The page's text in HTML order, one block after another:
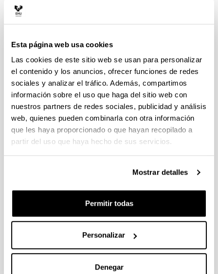
Esta página web usa cookies
Las cookies de este sitio web se usan para personalizar
el contenido y los anuncios, ofrecer funciones de redes
sociales y analizar el tráfico. Además, compartimos
información sobre el uso que haga del sitio web con
nuestros partners de redes sociales, publicidad y análisis
web, quienes pueden combinarla con otra información
que les haya proporcionado o que hayan recopilado a
partir del uso que haya hecho de sus servicios.
Mostrar detalles
Permitir todas
Personalizar
Denegar
(2021/22), VI (2022/23), VII (2023/24), VIII
Producción científica
Lekuona-Orkaizagirre, A., et al. 2025.Field-
based assessment of the influence of a combined
SUDS system consisting of a permeable
pavement and a stormwater tank on urban runoff
quality .Journal of Hydrology, 662, 1-11.
Lekuona-Orkaizagirre, A., Meaurio, M., Gredilla,
metalloids present in urban recreational soils.
32, 5358-5370.
Lekuona-Orkaizagirre, A., Meaurio, M. et al.
metaloides en pavimentos permeables y sus
Ingeniería del Agua
M., Alberro Eguilegor, G., Andrés-Domenech, I.
Analysis of the hydraulic performance of